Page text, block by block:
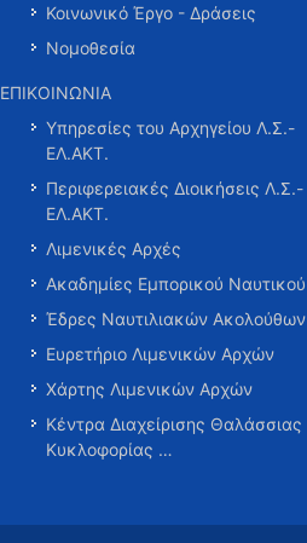
Κοινωνικό Έργο - Δράσεις
Νομοθεσία
ΕΠΙΚΟΙΝΩΝΙΑ
Υπηρεσίες του Αρχηγείου Λ.Σ.-
ΕΛ.ΑΚΤ.
Περιφερειακές Διοικήσεις Λ.Σ.-
ΕΛ.ΑΚΤ.
Λιμενικές Αρχές
Ακαδημίες Εμπορικού Ναυτικού
Έδρες Ναυτιλιακών Ακολούθων
Ευρετήριο Λιμενικών Αρχών
Χάρτης Λιμενικών Αρχών
Κέντρα Διαχείρισης Θαλάσσιας
Κυκλοφορίας …